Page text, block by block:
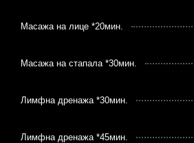
Масажа на лице *20мин.
Масажа на стапала *30мин.
Лимфна дренажа *30мин.
Лимфна дренажа *45мин.